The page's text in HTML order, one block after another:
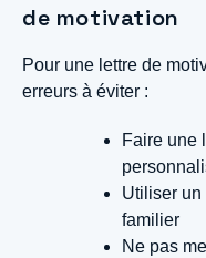
de motivation
Pour une lettre de
erreurs à éviter :
Faire une
Utiliser un
familier
Ne pas